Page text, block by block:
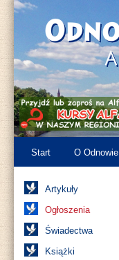
Start O Odnowie
Artykuły
Ogłoszenia
Świadectwa
Książki